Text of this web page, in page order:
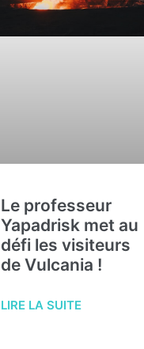
Le professeur
Yapadrisk met au
défi les visiteurs
de Vulcania !
LIRE LA SUITE